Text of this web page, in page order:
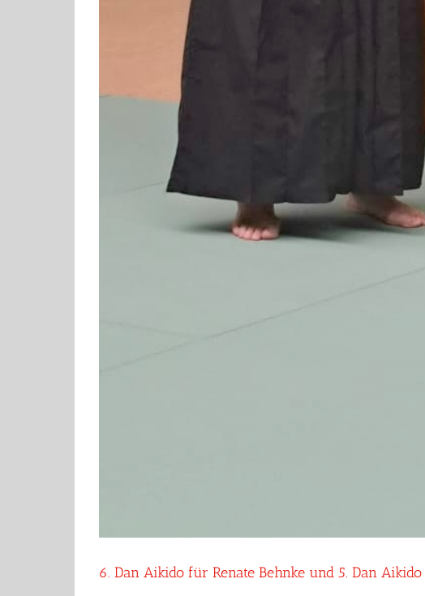
6. Dan Aikido für Renate Behnke und 5. Dan